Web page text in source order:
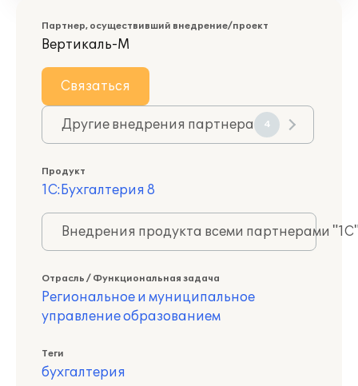
Партнер, осуществивший внедрение/проект
Вертикаль-М
Связаться
Другие внедрения партнера 4
Продукт
1С:Бухгалтерия 8
Внедрения продукта всеми партнерами
Отрасль / Функциональная задача
Региональное и муниципальное
управление образованием
Теги
бухгалтерия